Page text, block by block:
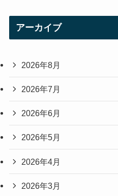
アーカイブ
2026年8月
2026年7月
2026年6月
2026年5月
2026年4月
2026年3月